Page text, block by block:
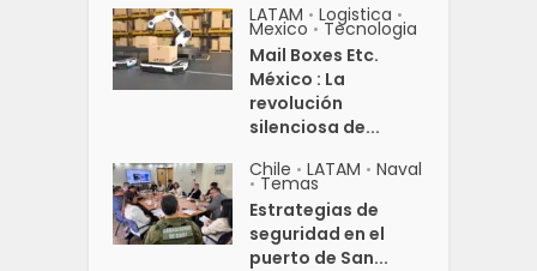
LATAM • Logistica •
Mexico • Tecnologia
Mail Boxes Etc.
México : La
revolución
silenciosa de...
Chile • LATAM • Naval
• Temas
Estrategias de
seguridad en el
puerto de San...